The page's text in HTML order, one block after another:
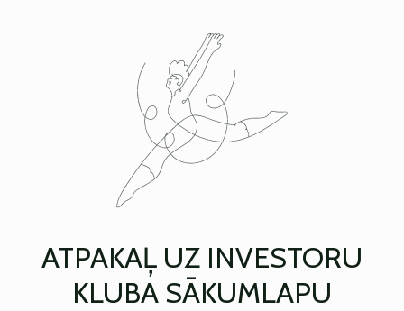
ATPAKAĻ UZ INVESTORU
KLUBA SĀKUMLAPU